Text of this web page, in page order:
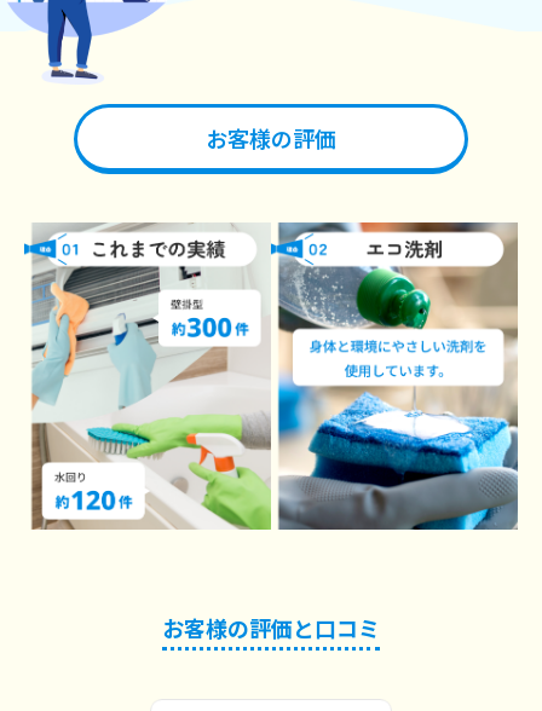
お客様の評価
お客様の評価と口コミ